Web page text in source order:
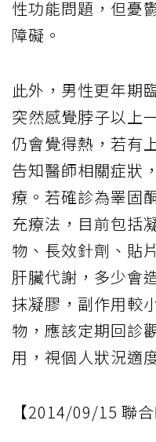
性功能問題，但憂
障礙。
此外，男性更年期
突然感覺脖子以上
仍會覺得熱，若有
告知醫師相關症狀
療。若確診為睪固
充療法，目前包括
物、長效針劑、貼
肝臟代謝，多少會
抹凝膠，副作用較
物，應該定期回診
用，視個人狀況適
【2014/09/15 聯合